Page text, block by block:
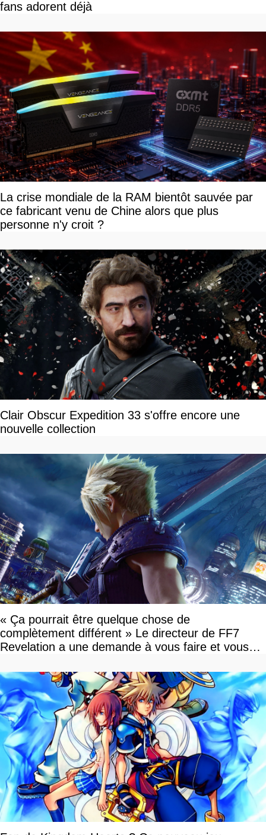
fans adorent déjà
La crise mondiale de la RAM bientôt sauvée par
ce fabricant venu de Chine alors que plus
personne n'y croit ?
Clair Obscur Expedition 33 s'offre encore une
nouvelle collection
« Ça pourrait être quelque chose de
complètement différent » Le directeur de FF7
Revelation a une demande à vous faire et vous